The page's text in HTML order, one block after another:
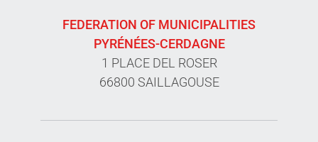
FEDERATION OF MUNICIPALITIES
PYRÉNÉES-CERDAGNE
1 PLACE DEL ROSER
66800 SAILLAGOUSE